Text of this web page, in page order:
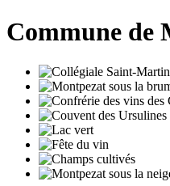
Commune de